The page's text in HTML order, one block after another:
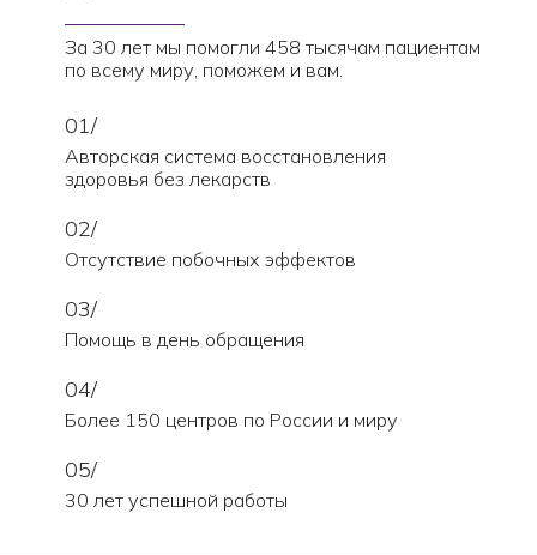
За 30 лет мы помогли 458 тысячам пациентам
по всему миру, поможем и вам.
Авторская система восстановления
здоровья без лекарств
Отсутствие побочных эффектов
Помощь в день обращения
Более 150 центров по России и миру
30 лет успешной работы
01/
02/
03/
04/
05/